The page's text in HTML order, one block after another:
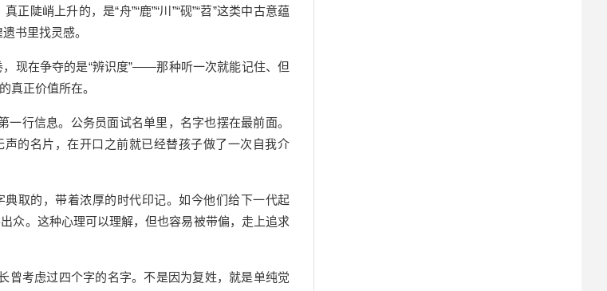
正陡峭上升的，是“舟”“鹿”“川”“砚”“苕”这类中古意蕴
书里找灵感。
现在争夺的是“辨识度”——那种听一次就能记住、但
真正价值所在。
行信息。公务员面试名单里，名字也摆在最前面。
的名片，在开口之前就已经替孩子做了一次自我介
取的，带着浓厚的时代印记。如今他们给下一代起
众。这种心理可以理解，但也容易被带偏，走上追求
曾考虑过四个字的名字。不是因为复姓，就是单纯觉